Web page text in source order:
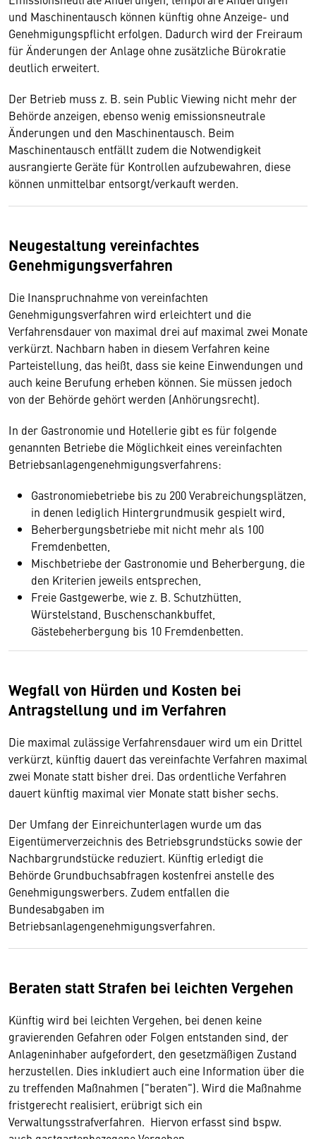
und Maschinentausch können künftig ohne Anzeige- und
Genehmigungspflicht erfolgen. Dadurch wird der Freiraum
für Änderungen der Anlage ohne zusätzliche Bürokratie
deutlich erweitert.
Der Betrieb muss z. B. sein Public Viewing nicht mehr der
Behörde anzeigen, ebenso wenig emissionsneutrale
Änderungen und den Maschinentausch. Beim
Maschinentausch entfällt zudem die Notwendigkeit
ausrangierte Geräte für Kontrollen aufzubewahren, diese
können unmittelbar entsorgt/verkauft werden.
Neugestaltung vereinfachtes
Genehmigungsverfahren
Die Inanspruchnahme von vereinfachten
Genehmigungsverfahren wird erleichtert und die
Verfahrensdauer von maximal drei auf maximal zwei Monate
verkürzt. Nachbarn haben in diesem Verfahren keine
Parteistellung, das heißt, dass sie keine Einwendungen und
auch keine Berufung erheben können. Sie müssen jedoch
von der Behörde gehört werden (Anhörungsrecht).
In der Gastronomie und Hotellerie gibt es für folgende
genannten Betriebe die Möglichkeit eines vereinfachten
Betriebsanlagengenehmigungsverfahrens:
Gastronomiebetriebe bis zu 200 Verabreichungsplätzen,
in denen lediglich Hintergrundmusik gespielt wird,
Beherbergungsbetriebe mit nicht mehr als 100
Fremdenbetten,
Mischbetriebe der Gastronomie und Beherbergung, die
den Kriterien jeweils entsprechen,
Freie Gastgewerbe, wie z. B. Schutzhütten,
Würstelstand, Buschenschankbuffet,
Gästebeherbergung bis 10 Fremdenbetten.
Wegfall von Hürden und Kosten bei
Antragstellung und im Verfahren
Die maximal zulässige Verfahrensdauer wird um ein Drittel
verkürzt, künftig dauert das vereinfachte Verfahren maximal
zwei Monate statt bisher drei. Das ordentliche Verfahren
dauert künftig maximal vier Monate statt bisher sechs.
Der Umfang der Einreichunterlagen wurde um das
Eigentümerverzeichnis des Betriebsgrundstücks sowie der
Nachbargrundstücke reduziert. Künftig erledigt die
Behörde Grundbuchsabfragen kostenfrei anstelle des
Genehmigungswerbers. Zudem entfallen die
Bundesabgaben im
Betriebsanlagengenehmigungsverfahren.
Beraten statt Strafen bei leichten Vergehen
Künftig wird bei leichten Vergehen, bei denen keine
gravierenden Gefahren oder Folgen entstanden sind, der
Anlageninhaber aufgefordert, den gesetzmäßigen Zustand
herzustellen. Dies inkludiert auch eine Information über die
zu treffenden Maßnahmen ("beraten"). Wird die Maßnahme
fristgerecht realisiert, erübrigt sich ein
Verwaltungsstrafverfahren. Hiervon erfasst sind bspw.